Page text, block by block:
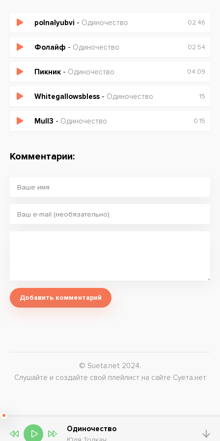
polnalyubvi - Одиночество 02:46
Фолайф - Одиночество 02:54
Пикник - Одиночество 04:09
Whitegallowsbless - Одиночество 15
Mull3 - Одиночество 0:15
Комментарии:
Добавить комментарий
© Sueta.net 2024.
Слушайте и создайте свой плейлист на сайте Суета.нет
Одиночество